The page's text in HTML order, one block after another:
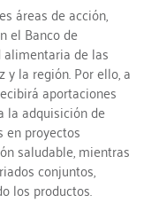
áreas de acción,
el Banco de
de las
y la región. Por ello, a
aportaciones
la adquisición de
en proyectos
saludable, mientras
conjuntos,
los productos.